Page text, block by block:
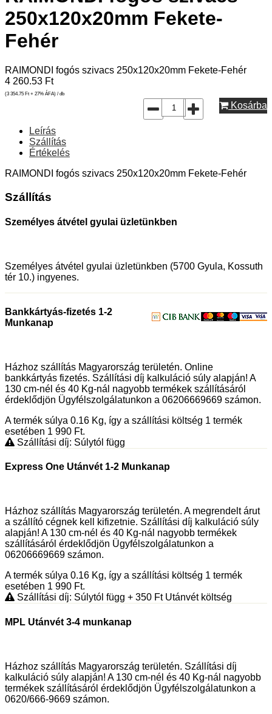
250x120x20mm Fekete-
Fehér
RAIMONDI fogós szivacs 250x120x20mm Fekete-Fehér
4 260.53 Ft
(3 354.75 Ft + 27% ÁFA) / db
Kosárba
Leírás
Szállítás
Értékelés
RAIMONDI fogós szivacs 250x120x20mm Fekete-Fehér
Szállítás
Személyes átvétel gyulai üzletünkben
Személyes átvétel gyulai üzletünkben (5700 Gyula, Kossuth
tér 10.) ingyenes.
Bankkártyás-fizetés 1-2
Munkanap
Házhoz szállítás Magyarország területén. Online
bankkártyás fizetés. Szállítási díj kalkuláció súly alapján! A
130 cm-nél és 40 Kg-nál nagyobb termékek szállításáról
érdeklődjön Ügyfélszolgálatunkon a 06206669669 számon.
A termék súlya 0.16 Kg, így a szállítási költség 1 termék
esetében 1 990 Ft.
Szállítási díj: Súlytól függ
Express One Utánvét 1-2 Munkanap
Házhoz szállítás Magyarország területén. A megrendelt árut
a szállító cégnek kell kifizetnie. Szállítási díj kalkuláció súly
alapján! A 130 cm-nél és 40 Kg-nál nagyobb termékek
szállításáról érdeklődjön Ügyfélszolgálatunkon a
06206669669 számon.
A termék súlya 0.16 Kg, így a szállítási költség 1 termék
esetében 1 990 Ft.
Szállítási díj: Súlytól függ + 350 FtUtánvét költség
MPL Utánvét 3-4 munkanap
Házhoz szállítás Magyarország területén. Szállítási díj
kalkuláció súly alapján! A 130 cm-nél és 40 Kg-nál nagyobb
termékek szállításáról érdeklődjön Ügyfélszolgálatunkon a
0620/666-9669 számon.